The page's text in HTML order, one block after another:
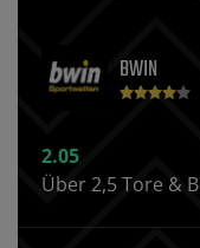
BWIN
2.05
Über 2,5 Tore &